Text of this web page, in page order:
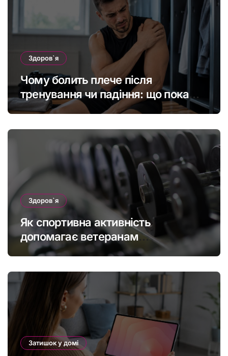
Здоров`я
Чому болить плече після
тренування чи падіння: що покаже
МРТ суглоба
Здоров`я
Як спортивна активність
допомагає ветеранам
підтримувати фізичну форму та
Затишок у домі